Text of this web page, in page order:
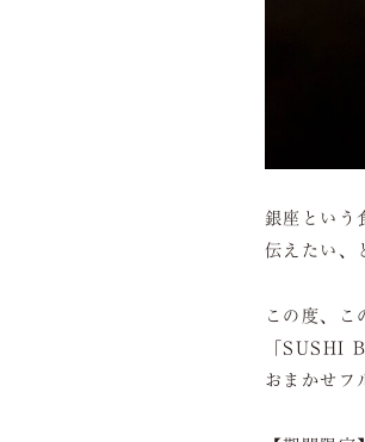
銀座という
伝えたい、
この度、こ
「SUSHI
おまかせフ